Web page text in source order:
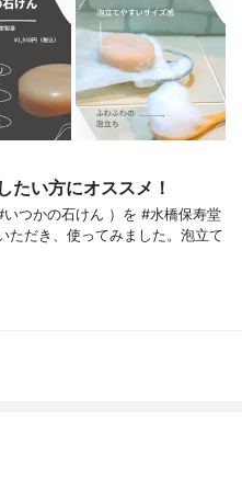
たい方にオススメ！
つかの石けん ）を #水橋保寿堂
だき、使ってみました。泡立て